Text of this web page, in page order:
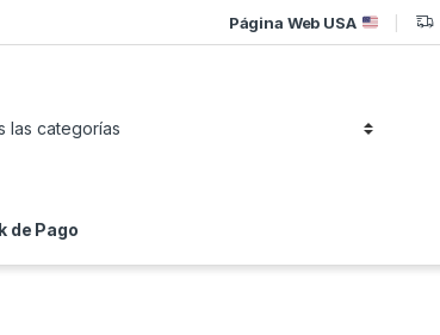
Página Web USA
de Pago